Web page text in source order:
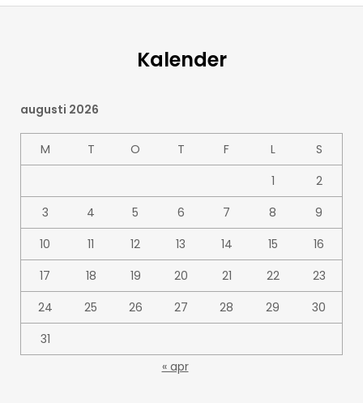
Kalender
augusti 2026
M T O T F L
S
1
2
3
4 5 6 7 8
9
10
11 12 13 14 15
16
17
18 19 20 21 22
23
24
25 26 27 28 29
30
31
« apr